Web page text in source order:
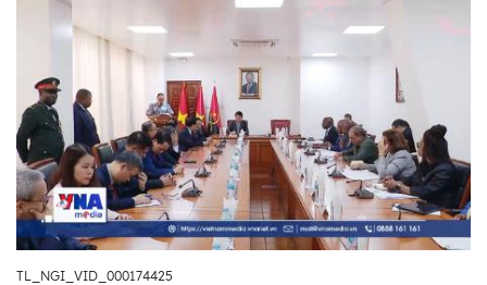
TL_NGI_VID_000174425